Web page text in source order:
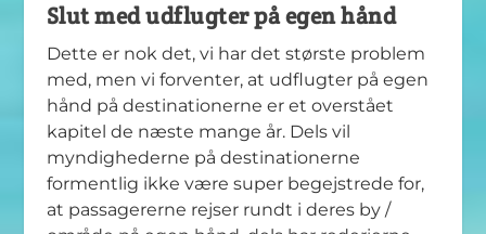
Slut med udflugter på egen hånd
Dette er nok det, vi har det største problem
med, men vi forventer, at udflugter på egen
hånd på destinationerne er et overstået
kapitel de næste mange år. Dels vil
myndighederne på destinationerne
formentlig ikke være super begejstrede for,
at passagererne rejser rundt i deres by /